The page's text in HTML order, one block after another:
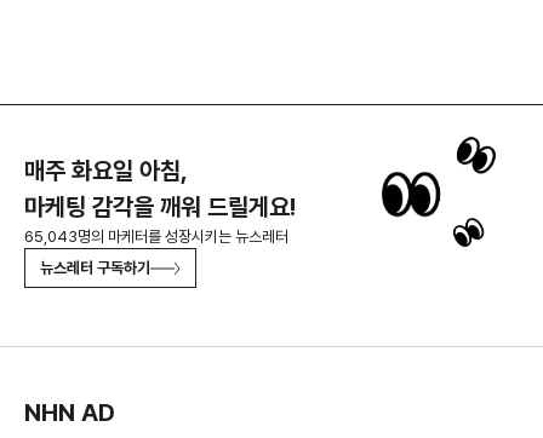
매주 화요일 아침,
마케팅 감각을 깨워 드릴게요!
65,043명의 마케터를 성장시키는 뉴스레터
뉴스레터 구독하기
NHN AD